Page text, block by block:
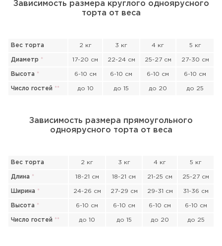
Зависимость размера круглого одноярусного
торта от веса
Вес торта 2 кг 3 кг 4 кг 5 кг
Диаметр * 17-20 см 22-24 см 25-27 см 27-30 см
Высота * 6-10 см 6-10 см 6-10 см 6-10 см
Число гостей ** до 10 до 15 до 20 до 25
Зависимость размера прямоугольного
одноярусного торта от веса
Вес торта 2 кг 3 кг 4 кг 5 кг
Длина * 18-21 см 18-21 см 21-25 см 25-27 см
Ширина * 24-26 см 27-29 см 29-31 см 31-36 см
Высота * 6-10 см 6-10 см 6-10 см 6-10 см
Число гостей ** до 10 до 15 до 20 до 25